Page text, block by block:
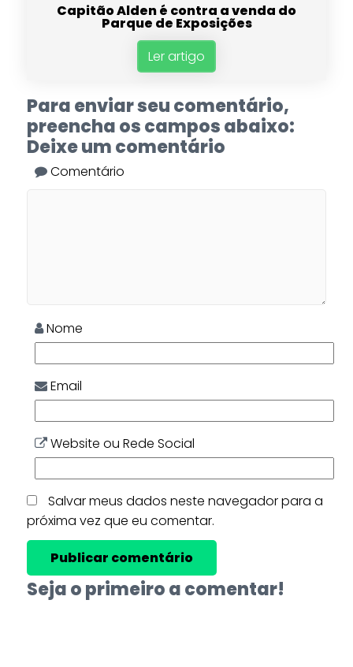
Capitão Alden é contra a venda do
Parque de Exposições
Ler artigo
Para enviar seu comentário,
preencha os campos abaixo:
Deixe um comentário
Comentário
Nome
Email
Website ou Rede Social
Salvar meus dados neste navegador para a
próxima vez que eu comentar.
Seja o primeiro a comentar!